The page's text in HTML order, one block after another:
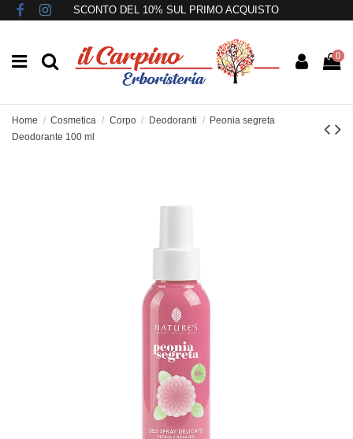
SCONTO DEL 10% SUL PRIMO ACQUISTO
0
Home Cosmetica Corpo Deodoranti
Peonia segreta
Deodorante 100 ml